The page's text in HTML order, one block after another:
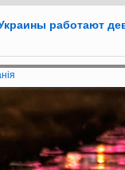
работают